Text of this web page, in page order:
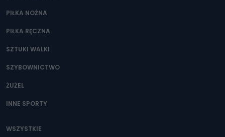
PIŁKA NOŻNA
PIŁKA RĘCZNA
SZTUKI WALKI
SZYBOWNICTWO
ŻUŻEL
INNE SPORTY
WSZYSTKIE